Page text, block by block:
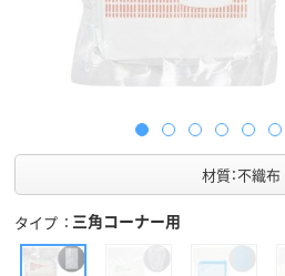
材質：不織布
タイプ 三角コーナー用